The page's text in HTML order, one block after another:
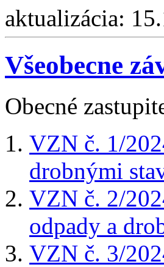
aktualizácia:
Všeobecne
Obecné
VZN č. 1/
drobnými
VZN č. 2/
odpady a
VZN č. 3/